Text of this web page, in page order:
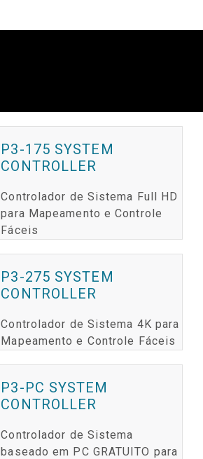
P3-175 SYSTEM
CONTROLLER
Controlador de Sistema Full HD
para Mapeamento e Controle
Fáceis
P3-275 SYSTEM
CONTROLLER
Controlador de Sistema 4K para
Mapeamento e Controle Fáceis
P3-PC SYSTEM
CONTROLLER
Controlador de Sistema
baseado em PC GRATUITO para